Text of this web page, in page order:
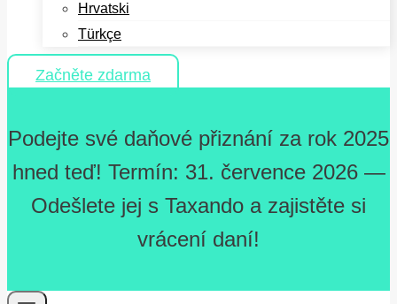
Hrvatski
Türkçe
Začněte zdarma
Podejte své daňové přiznání za rok 2025
hned teď! Termín: 31. července 2026 —
Odešlete jej s Taxando a zajistěte si
vrácení daní!